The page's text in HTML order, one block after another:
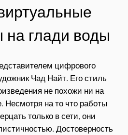
на глади воды
цифрового
Чад Найт. Его стиль
не похожи ни на
Несмотря на то что работы
только в сети, они
Достоверность